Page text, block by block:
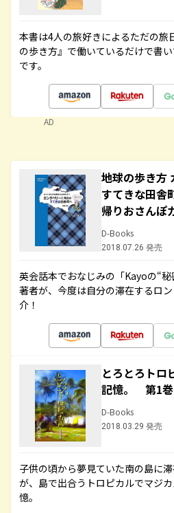
本書は4人の旅好きによるただの旅
の歩き方』で働いているだけで書
です。
AD
地球の歩き方
すてきな田舎
帰りおさんぽ
D-Books
2018.07.26 発売
英会話本でおなじみの「Kayoの“
著者が、今度は自分の滞在するロ
介！
とろとろト
記憶。 第1巻
D-Books
2018.03.29 発売
子供の頃から夢見ていた南の島に
が、島で出合うトロピカルでマジ
憶。